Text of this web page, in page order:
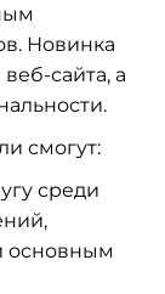
Новинка
сайта, а
смогут:
среди
основным